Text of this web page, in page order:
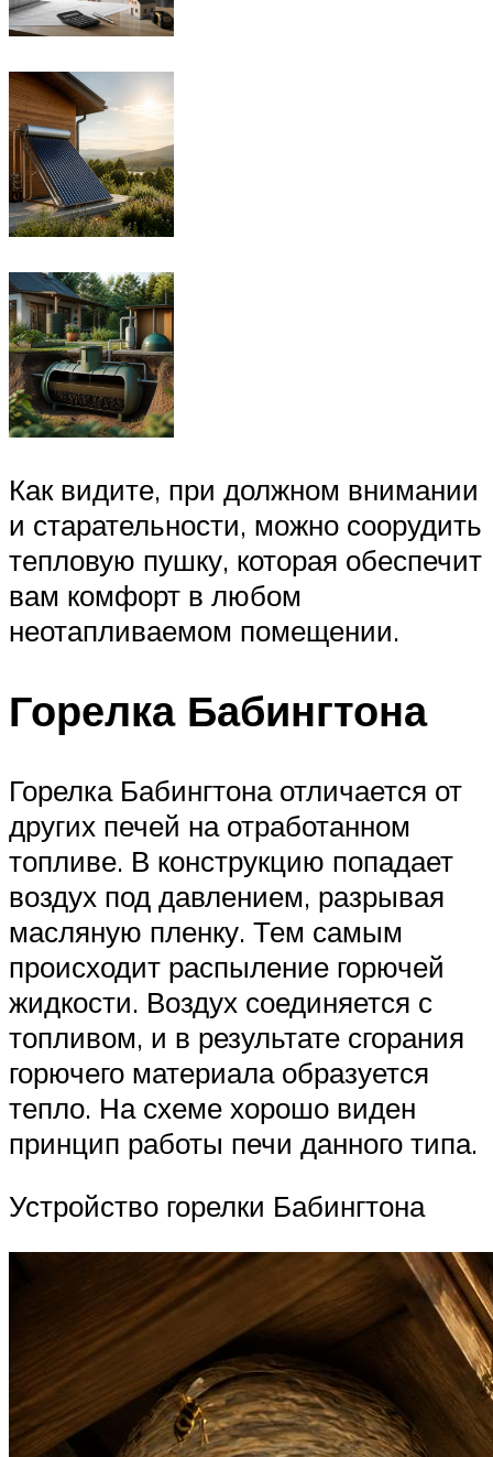
Как видите, при должном внимании
и старательности, можно соорудить
тепловую пушку, которая обеспечит
вам комфорт в любом
неотапливаемом помещении.
Горелка Бабингтона
Горелка Бабингтона отличается от
других печей на отработанном
топливе. В конструкцию попадает
воздух под давлением, разрывая
масляную пленку. Тем самым
происходит распыление горючей
жидкости. Воздух соединяется с
топливом, и в результате сгорания
горючего материала образуется
тепло. На схеме хорошо виден
принцип работы печи данного типа.
Устройство горелки Бабингтона